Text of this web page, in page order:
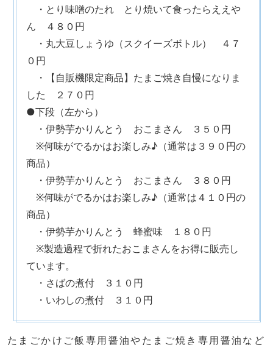
・とり味噌のたれ とり焼いて食ったらええや
ん ４８０円
・丸大豆しょうゆ（スクイーズボトル） ４７
０円
・【自販機限定商品】たまご焼き自慢になりま
した ２７０円
●下段（左から）
・伊勢芋かりんとう おこまさん ３５０円
※何味がでるかはお楽しみ♪（通常は３９０円の
商品）
・伊勢芋かりんとう おこまさん ３８０円
※何味がでるかはお楽しみ♪（通常は４１０円の
商品）
・伊勢芋かりんとう 蜂蜜味 １８０円
※製造過程で折れたおこまさんをお得に販売し
ています。
・さばの煮付 ３１０円
・いわしの煮付 ３１０円
たまごかけご飯専用醤油やたまご焼き専用醤油など